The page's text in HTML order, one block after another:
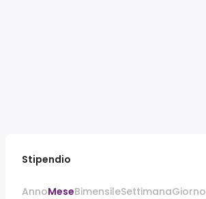
Stipendio
AnnoMeseBimensileSettimanaGiorno